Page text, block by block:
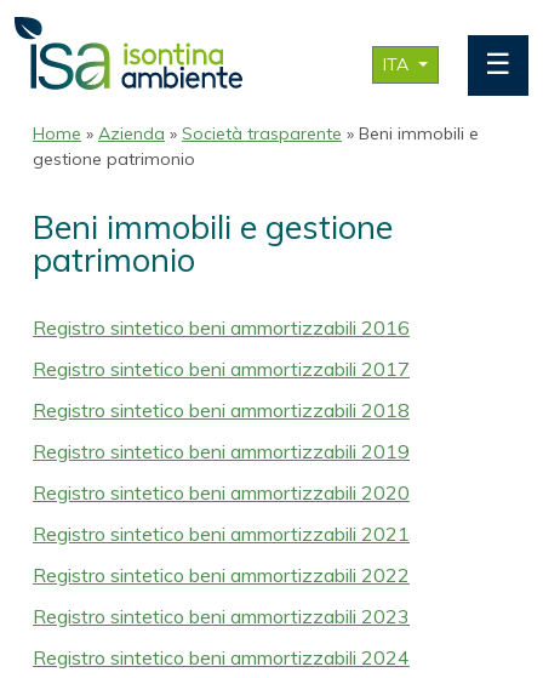
ITA ☰
Home » Azienda » Società trasparente » Beni immobili e
gestione patrimonio
Beni immobili e gestione
patrimonio
Registro sintetico beni ammortizzabili 2016
Registro sintetico beni ammortizzabili 2017
Registro sintetico beni ammortizzabili 2018
Registro sintetico beni ammortizzabili 2019
Registro sintetico beni ammortizzabili 2020
Registro sintetico beni ammortizzabili 2021
Registro sintetico beni ammortizzabili 2022
Registro sintetico beni ammortizzabili 2023
Registro sintetico beni ammortizzabili 2024